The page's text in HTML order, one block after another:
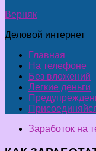
Верняк
Деловой интернет
Главная
На телефоне
Без вложений
Легкие деньги
Заработок на